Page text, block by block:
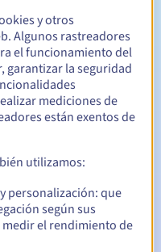
Entre 1 y 10 años
notificar la suspensión
y otros
Algunos rastreadores
el funcionamiento del
garantizar la seguridad
mediciones de
están exentos de
utilizamos:
personalización: que
según sus
medir el rendimiento de